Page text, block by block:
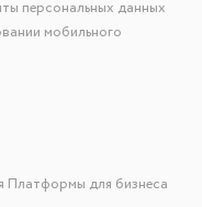
персональных данных
мобильного
Платформы для бизнеса